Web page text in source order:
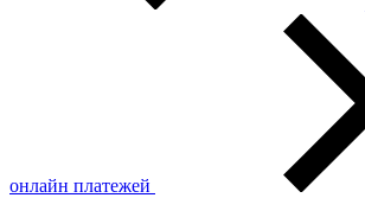
онлайн платежей